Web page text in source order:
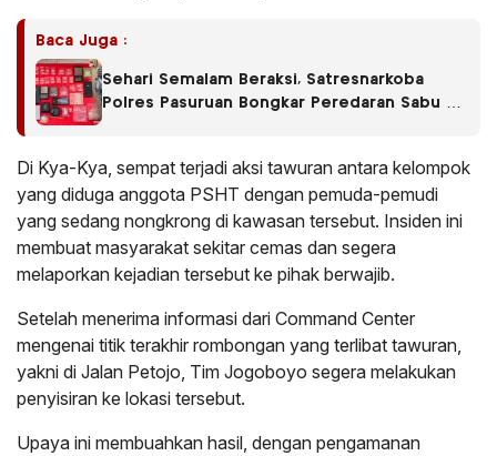
Baca Juga :
Sehari Semalam Beraksi, Satresnarkoba
Polres Pasuruan Bongkar Peredaran Sabu di
Di Kya-Kya, sempat terjadi aksi tawuran antara kelompok
yang diduga anggota PSHT dengan pemuda-pemudi
yang sedang nongkrong di kawasan tersebut. Insiden ini
membuat masyarakat sekitar cemas dan segera
melaporkan kejadian tersebut ke pihak berwajib.
Setelah menerima informasi dari Command Center
mengenai titik terakhir rombongan yang terlibat tawuran,
yakni di Jalan Petojo, Tim Jogoboyo segera melakukan
penyisiran ke lokasi tersebut.
Upaya ini membuahkan hasil, dengan pengamanan